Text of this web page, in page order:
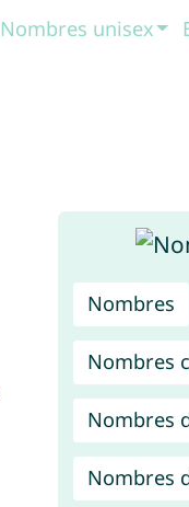
Nombres unisex
Nombres
Nombres
Nombres
Nombres